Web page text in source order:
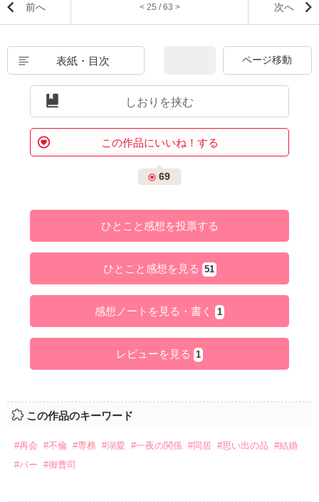
前へ < 25 / 63 > 次へ
表紙・目次
しおりを挟む
この作品にいいね！する
69
ひとこと感想を投票する
ひとこと感想を見る 51
感想ノートを見る・書く 1
レビューを見る 1
この作品のキーワード
#再会 #不倫 #専務 #溺愛 #一夜の関係 #同居 #思い出の品 #結婚
#バー #御曹司